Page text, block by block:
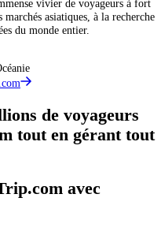
vivier de voyageurs à fort
asiatiques, à la recherche
du monde entier.
de voyageurs
tout en gérant tout
avec